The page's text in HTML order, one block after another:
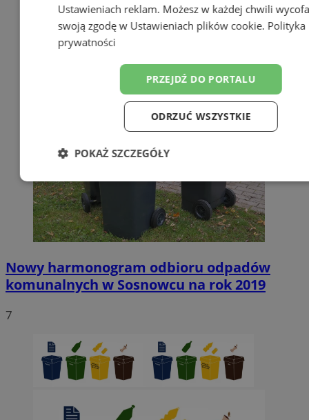
Nowy harmonogram odbioru odpadów
komunalnych w Sosnowcu na rok 2019
7
Ustawieniach reklam. Możesz w każdej chwili
swoją zgodę w Ustawieniach plików cookie. Polityka
prywatności
PRZEJDŹ DO PORTALU
ODRZUĆ WSZYSTKIE
POKAŻ SZCZEGÓŁY
Niezbędne Wydajność
Funkcjonalność
Niesklasyfikowane
Niezbędne pliki cookie umożliwiają korzystanie z podstawowych
ze strony internetowej.